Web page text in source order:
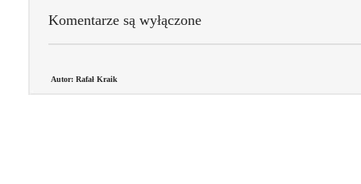
Komentarze są wyłączone
Autor: Rafał Kraik